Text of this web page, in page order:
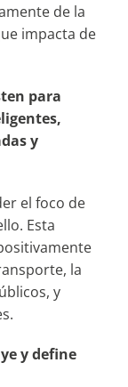
de la
impacta de
para
y
el foco de
Esta
la
y
y define